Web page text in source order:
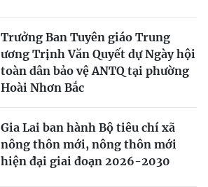
Trưởng Ban Tuyên giáo Trung
ương Trịnh Văn Quyết dự Ngày hội
toàn dân bảo vệ ANTQ tại phường
Hoài Nhơn Bắc
Gia Lai ban hành Bộ tiêu chí xã
nông thôn mới, nông thôn mới
hiện đại giai đoạn 2026-2030